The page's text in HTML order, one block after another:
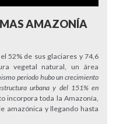
AMAZONÍA
52% de sus glaciares y 74,6
vegetal natural, un área
periodo hubo un crecimiento
urbana y del 151% en
incorpora toda la Amazonía,
amazónica y llegando hasta